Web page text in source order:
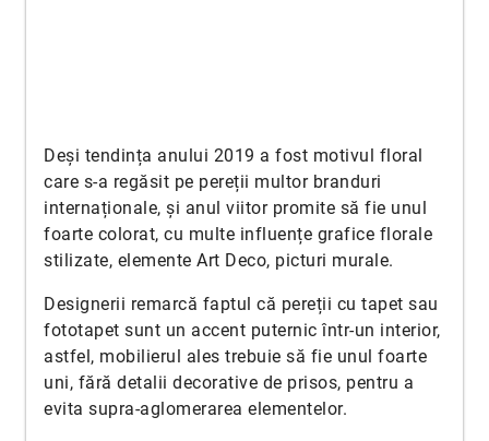
Deși tendința anului 2019 a fost motivul floral
care s-a regăsit pe pereții multor branduri
internaționale, și anul viitor promite să fie unul
foarte colorat, cu multe influențe grafice florale
stilizate, elemente Art Deco, picturi murale.
Designerii remarcă faptul că pereții cu tapet sau
fototapet sunt un accent puternic într-un interior,
astfel, mobilierul ales trebuie să fie unul foarte
uni, fără detalii decorative de prisos, pentru a
evita supra-aglomerarea elementelor.